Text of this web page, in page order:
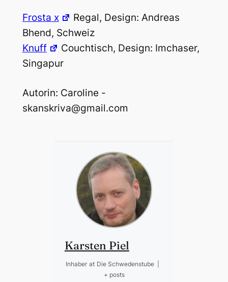
Frosta x
Regal, Design: Andreas
Bhend, Schweiz
Knuff
Couchtisch, Design: Imchaser,
Singapur
Autorin: Caroline -
skanskriva@gmail.com
Karsten Piel
Inhaber at Die Schwedenstube
+ posts